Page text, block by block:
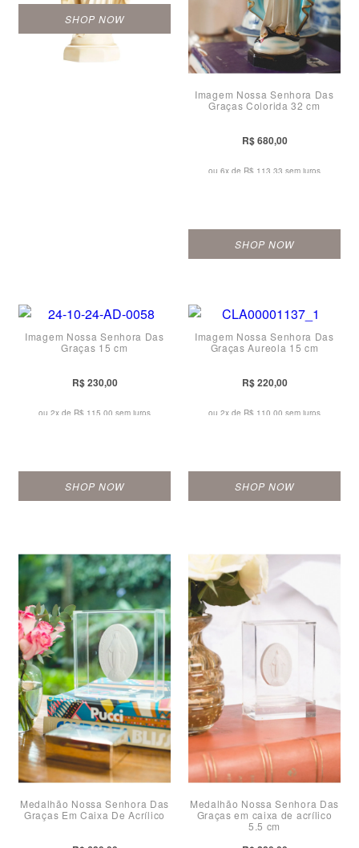
SHOP NOW
Imagem Nossa Senhora Das
Graças Colorida 32 cm
R$ 680,00
ou 6x de R$ 113,33 sem juros
SHOP NOW
Imagem Nossa Senhora Das
Graças 15 cm
R$ 230,00
ou 2x de R$ 115,00 sem juros
SHOP NOW
Imagem Nossa Senhora Das
Graças Aureola 15 cm
R$ 220,00
ou 2x de R$ 110,00 sem juros
SHOP NOW
Medalhão Nossa Senhora Das
Graças Em Caixa De Acrílico
Medalhão Nossa Senhora Das
Graças em caixa de acrílico
5,5 cm